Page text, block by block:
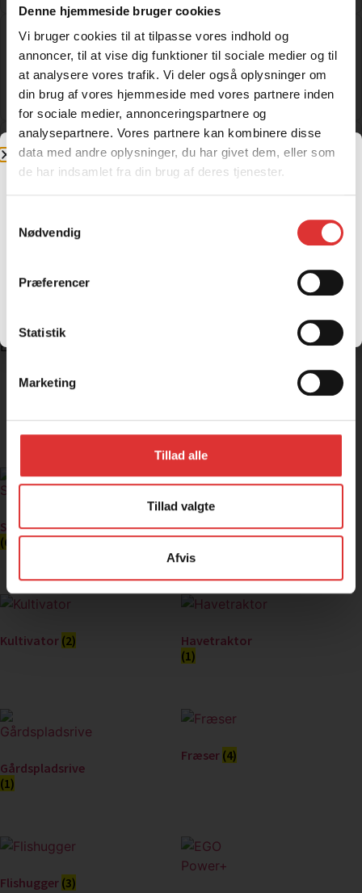
Denne hjemmeside bruger cookies
Vi bruger cookies til at tilpasse vores indhold og
annoncer, til at vise dig funktioner til sociale medier og til
at analysere vores trafik. Vi deler også oplysninger om
din brug af vores hjemmeside med vores partnere inden
for sociale medier, annonceringspartnere og
analysepartnere. Vores partnere kan kombinere disse
data med andre oplysninger, du har givet dem, eller som
de har indsamlet fra din brug af deres tjenester.
Nødvendig
Præferencer
Statistik
Marketing
Tillad alle
Tillad valgte
Afvis
EGO POWER+ BATTERI | 5,0AH ARC
LITHIUM™
1.900,00kr.
Læs mere
EGO POWER+ BUSKRYDDER | 3-
TANDSKLINGE
720,00 kr.
Tidligere 1 2 3
Have/park
Snapperplæneklippere, Texas-produkter, vores store
EGO-sortiment og
ogfræsere
Slagleklipper
(6)
Ramper
Kultivator (2)
Havetraktor
(1)
Gårdspladsrive
(1)
Fræser (4)
Flishugger (3)